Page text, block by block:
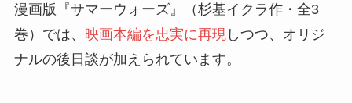
漫画版『サマーウォーズ』（杉基イクラ作・全3
巻）では、 映画本編を忠実に再現 しつつ、オリジ
ナルの後日談が加えられています。